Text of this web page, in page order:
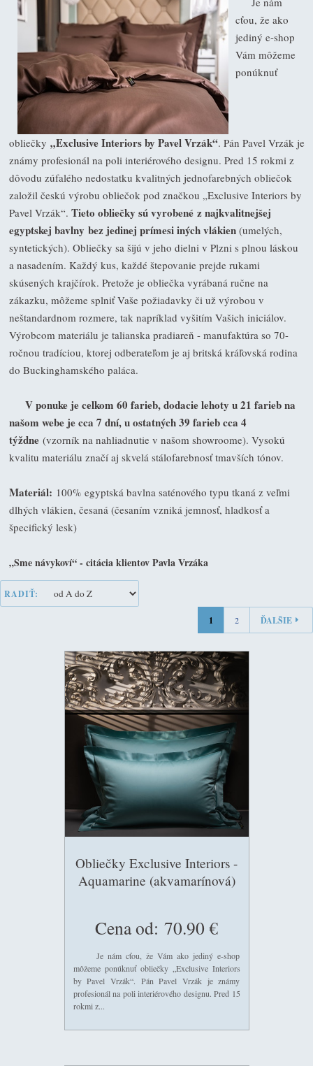
cťou, že ako
jediný e-shop
Vám môžeme
ponúknuť
obliečky „Exclusive Interiors by Pavel Vrzák“. Pán Pavel Vrzák je
známy profesionál na poli interiérového designu. Pred 15 rokmi z
dôvodu zúfalého nedostatku kvalitných jednofarebných obliečok
založil českú výrobu obliečok pod značkou „Exclusive Interiors by
Pavel Vrzák“. Tieto obliečky sú vyrobené z najkvalitnejšej
egyptskej bavlny bez jedinej prímesi iných vlákien (umelých,
syntetických). Obliečky sa šijú v jeho dielni v Plzni s plnou láskou
a nasadením. Každý kus, každé štepovanie prejde rukami
skúsených krajčírok. Pretože je obliečka vyrábaná ručne na
zákazku, môžeme splniť Vaše požiadavky či už výrobou v
neštandardnom rozmere, tak napríklad vyšitím Vašich iniciálov.
Výrobcom materiálu je talianska pradiareň - manufaktúra so 70-
ročnou tradíciou, ktorej odberateľom je aj britská kráľovská rodina
do Buckinghamského paláca.
V ponuke je celkom 60 farieb, dodacie lehoty u 21 farieb na
našom webe je cca 7 dní, u ostatných 39 farieb cca 4
týždne(vzorník na nahliadnutie v našom showroome). Vysokú
kvalitu materiálu značí aj skvelá stálofarebnosť tmavších tónov.
Materiál: 100% egyptská bavlna saténového typu tkaná z veľmi
dlhých vlákien, česaná (česaním vzniká jemnosť, hladkosť a
špecifický lesk)
„Sme návykoví“ - citácia klientov Pavla Vrzáka
RADIŤ:
1 2 ĎALŠIE
Obliečky Exclusive Interiors -
Aquamarine (akvamarínová)
Cena od: 70.90 €
Je nám cťou, že Vám ako jediný e-shop
môžeme ponúknuť obliečky „Exclusive Interiors
by Pavel Vrzák“. Pán Pavel Vrzák je známy
profesionál na poli interiérového designu. Pred 15
rokmi z...